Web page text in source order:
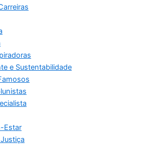
e Sustentabilidade
Estar